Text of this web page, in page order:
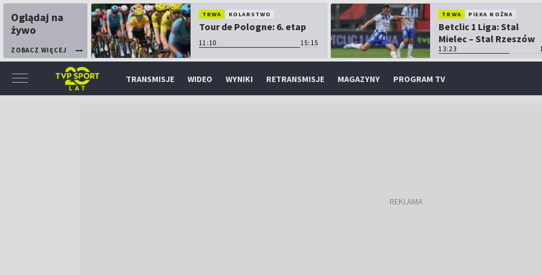
Oglądaj na
żywo
ZOBACZ WIĘCEJ
TRWA KOLARSTWO
Tour de Pologne: 6. etap
11:10 15:15
TRWA PIŁKA NOŻNA
Betclic 1 Liga: Stal
Mielec – Stal Rzeszów
13:23
TRANSMISJE WIDEO WYNIKI RETRANSMISJE MAGAZYNY PROGRAM TV